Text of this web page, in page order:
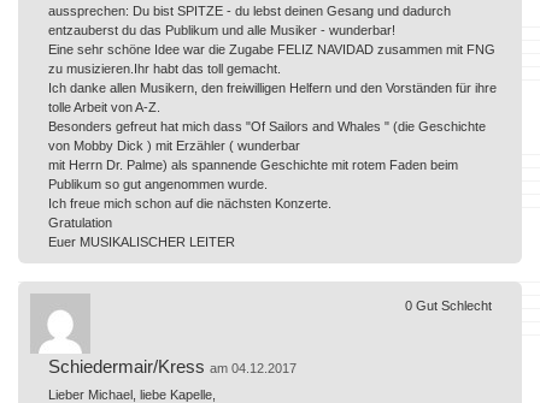
aussprechen: Du bist SPITZE - du lebst deinen Gesang und dadurch
entzauberst du das Publikum und alle Musiker - wunderbar!
Eine sehr schöne Idee war die Zugabe FELIZ NAVIDAD zusammen mit FNG
zu musizieren.Ihr habt das toll gemacht.
Ich danke allen Musikern, den freiwilligen Helfern und den Vorständen für ihre
tolle Arbeit von A-Z.
Besonders gefreut hat mich dass "Of Sailors and Whales " (die Geschichte
von Mobby Dick ) mit Erzähler ( wunderbar
mit Herrn Dr. Palme) als spannende Geschichte mit rotem Faden beim
Publikum so gut angenommen wurde.
Ich freue mich schon auf die nächsten Konzerte.
Gratulation
Euer MUSIKALISCHER LEITER
Schiedermair/Kress am 04.12.2017
Lieber Michael, liebe Kapelle,
0 Gut Schlecht